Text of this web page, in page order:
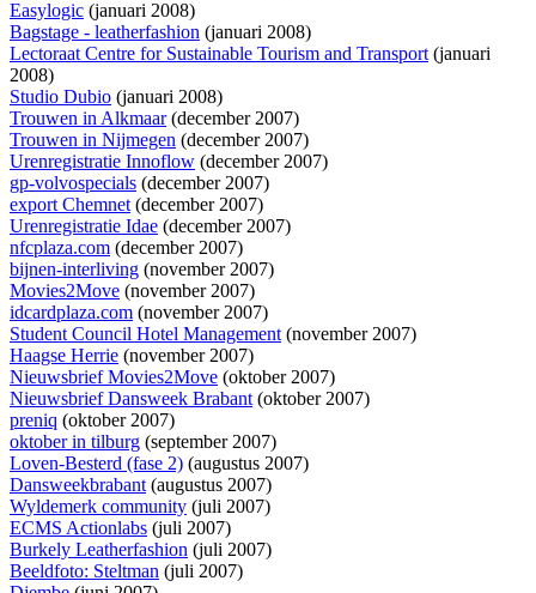
Easylogic (januari 2008)
Bagstage - leatherfashion (januari 2008)
Lectoraat Centre for Sustainable Tourism and Transport(januari
2008)
Studio Dubio (januari 2008)
Trouwen in Alkmaar(december 2007)
Trouwen in Nijmegen (december 2007)
Urenregistratie Innoflow (december 2007)
gp-volvospecials (december 2007)
export Chemnet(december 2007)
Urenregistratie Idae (december 2007)
nfcplaza.com (december 2007)
bijnen-interliving (november 2007)
Movies2Move (november 2007)
idcardplaza.com (november 2007)
Student Council Hotel Management(november 2007)
Haagse Herrie (november 2007)
Nieuwsbrief Movies2Move (oktober 2007)
Nieuwsbrief Dansweek Brabant(oktober 2007)
preniq (oktober 2007)
oktober in tilburg (september 2007)
Loven-Besterd (fase 2) (augustus 2007)
Dansweekbrabant(augustus 2007)
Wyldemerk community (juli 2007)
ECMS Actionlabs (juli 2007)
Burkely Leatherfashion (juli 2007)
Beeldfoto: Steltman (juli 2007)